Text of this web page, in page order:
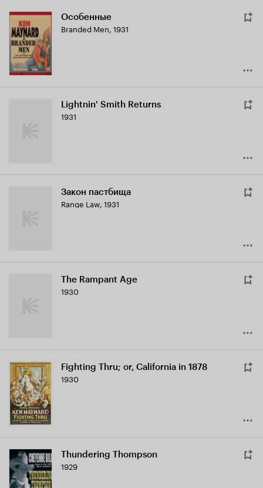
Особенные
Branded Men, 1931
Lightnin' Smith Returns
1931
Закон пастбища
Range Law, 1931
The Rampant Age
1930
Fighting Thru; or, California in 1878
1930
Thundering Thompson
1929